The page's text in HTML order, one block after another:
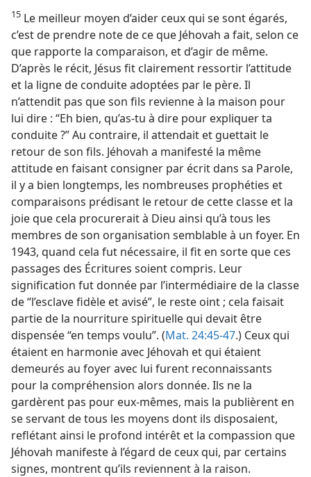
15 Le meilleur moyen d’aider ceux qui se sont égarés,
c’est de prendre note de ce que Jéhovah a fait, selon ce
que rapporte la comparaison, et d’agir de même.
D’après le récit, Jésus fit clairement ressortir l’attitude
et la ligne de conduite adoptées par le père. Il
n’attendit pas que son fils revienne à la maison pour
lui dire : “Eh bien, qu’as-​tu à dire pour expliquer ta
conduite ?” Au contraire, il attendait et guettait le
retour de son fils. Jéhovah a manifesté la même
attitude en faisant consigner par écrit dans sa Parole,
il y a bien longtemps, les nombreuses prophéties et
comparaisons prédisant le retour de cette classe et la
joie que cela procurerait à Dieu ainsi qu’à tous les
membres de son organisation semblable à un foyer. En
1943, quand cela fut nécessaire, il fit en sorte que ces
passages des Écritures soient compris. Leur
signification fut donnée par l’intermédiaire de la classe
de “l’esclave fidèle et avisé”, le reste oint ; cela faisait
partie de la nourriture spirituelle qui devait être
dispensée “en temps voulu”. (Mat. 24:45-47.) Ceux qui
étaient en harmonie avec Jéhovah et qui étaient
demeurés au foyer avec lui furent reconnaissants
pour la compréhension alors donnée. Ils ne la
gardèrent pas pour eux-​mêmes, mais la publièrent en
se servant de tous les moyens dont ils disposaient,
reflétant ainsi le profond intérêt et la compassion que
Jéhovah manifeste à l’égard de ceux qui, par certains
signes, montrent qu’ils reviennent à la raison.